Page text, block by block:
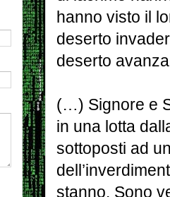
hanno visto il
deserto
deserto
(…) Signore e
in una lotta
sottoposti ad
stanno. Sono